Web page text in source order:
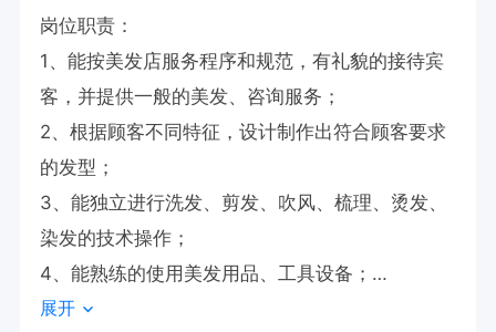
岗位职责：
1、能按美发店服务程序和规范，有礼貌的接待宾
客，并提供一般的美发、咨询服务；
2、根据顾客不同特征，设计制作出符合顾客要求
的发型；
3、能独立进行洗发、剪发、吹风、梳理、烫发、
染发的技术操作；
4、能熟练的使用美发用品、工具设备；
展开